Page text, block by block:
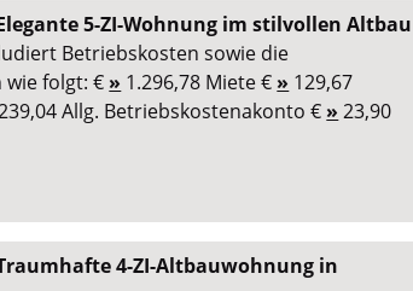
5-ZI-Wohnung im stilvollen Altbau
Betriebskosten sowie die
folgt: € » 1.296,78 Miete € » 129,67
Allg. Betriebskostenakonto € » 23,90
4-ZI-Altbauwohnung in